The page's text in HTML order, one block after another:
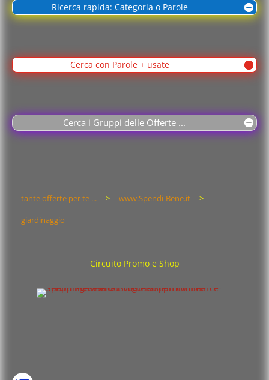
Ricerca rapida: Categoria o Parole
Cerca con Parole + usate
Cerca i Gruppi delle Offerte ...
tante offerte per te ... > www.Spendi-Bene.it
>
giardinaggio
Circuito Promo e Shop